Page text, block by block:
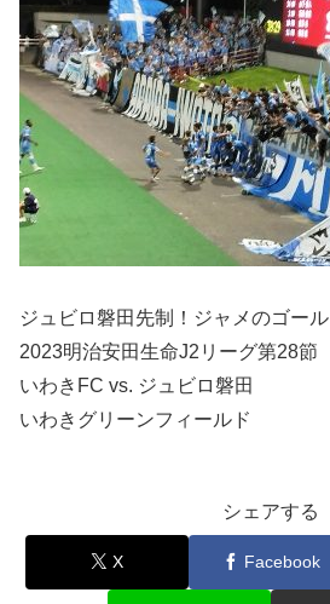
ジュビロ磐田先制！ジャメのゴール
2023明治安田生命J2リーグ第28節
いわきFC vs. ジュビロ磐田
いわきグリーンフィールド
シェアする
X Facebook